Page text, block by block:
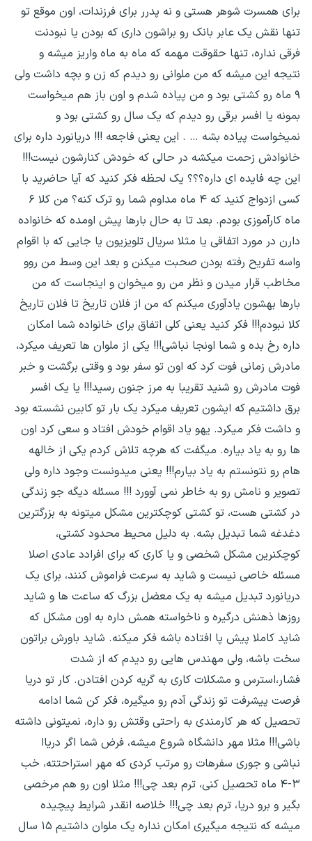
برای همسرت شوهر هستی و نه پدرر برای فرزندات، اون موقع تو
تنها نقش یک عابر بانک رو براشون داری که بودن یا نبودنت
فرقی نداره، تنها حقوقت مهمه که ماه به ماه واریز میشه و
نتیجه این میشه که من ملوانی رو دیدم که زن و بچه داشت ولی
۹ ماه رو کشتی بود و من پیاده شدم و اون باز هم میخواست
بمونه یا افسر برقی رو دیدم که یک سال رو کشتی بود و
نمیخواست پیاده بشه … . این یعنی فاجعه !!! دریانورد داره برای
خانوادش زحمت میکشه در حالی که خودش کنارشون نیست!!!
این چه فایده ای داره؟؟؟ یک لحظه فکر کنید که آیا حاضرید با
کسی ازدواج کنید که ۴ ماه مداوم شما رو ترک کنه؟ من کلا ۶
ماه کارآموزی بودم. بعد تا به حال بارها پیش اومده که خانواده
دارن در مورد اتفاقی یا مثلا سریال تلویزیون یا جایی که با اقوام
واسه تفریح رفته بودن صحبت میکنن و بعد این وسط من روو
مخاطب قرار میدن و نظر من رو میخوان و اینجاست که من
بارها بهشون یادآوری میکنم که من از فلان تاریخ تا فلان تاریخ
کلا نبودم!!! فکر کنید یعنی کلی اتفاق برای خانواده شما امکان
داره رخ بده و شما اونجا نباشی!!! یکی از ملوان ها تعریف میکرد،
مادرش زمانی فوت کرد که اون تو سفر بود و وقتی برگشت و خبر
فوت مادرش رو شنید تقریبا به مرز جنون رسید!!! یا یک افسر
برق داشتیم که ایشون تعریف میکرد یک بار تو کابین نشسته بود
و داشت فکر میکرد. یهو یاد اقوام خودش افتاد و سعی کرد اون
ها رو به یاد بیاره. میگفت که هرچه تلاش کردم یکی از خالهه
هام رو نتونستم به یاد بیارم!!! یعنی میدونست وجود داره ولی
تصویر و نامش رو به خاطر نمی آوورد !!! مسئله دیگه جو زندگی
در کشتی هست، تو کشتی کوچکترین مشکل میتونه به بزرگترین
دغدغه شما تبدیل بشه. به دلیل محیط محدود کشتی،
کوچکنرین مشکل شخصی و یا کاری که برای افرادد عادی اصلا
مسئله خاصی نیست و شاید به سرعت فراموش کنند، برای یک
دریانورد تبدیل میشه به یک معضل بزرگ که ساعت ها و شاید
روزها ذهنش درگیره و ناخواسته همش داره به اون مشکل که
شاید کاملا پیش پا افتاده باشه فکر میکنه. شاید باورش براتون
سخت باشه، ولی مهندس هایی رو دیدم که از شدت
فشار،استرس و مشکلات کاری به گریه کردن افتادن. کار تو دریا
فرصت پیشرفت تو زندگی آدم رو میگیره، فکر کن شما ادامه
تحصیل که هر کارمندی به راحتی وقتش رو داره، نمیتونی داشته
باشی!!! مثلا مهر دانشگاه شروع میشه، فرض شما اگر دریاا
نباشی و جوری سفرهات رو مرتب کردی که مهر استراحتته، خب
۳-۴ ماه تحصیل کنی، ترم بعد چی!!! مثلا اون رو هم مرخصی
بگیر و برو دریا، ترم بعد چی!!! خلاصه انقدر شرایط پیچیده
میشه که نتیجه میگیری امکان نداره یک ملوان داشتیم ۱۵ سال